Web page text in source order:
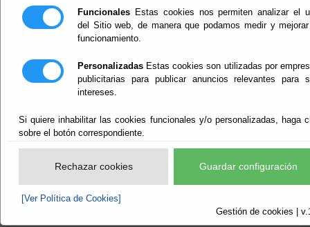
Funcionales Estas cookies nos permiten analizar el
del Sitio web, de manera que podamos medir y
funcionamiento.
Personalizadas Estas cookies son utilizadas por
publicitarias para publicar anuncios relevantes para
intereses.
Si quiere inhabilitar las cookies funcionales y/o personalizadas, haga
sobre el botón correspondiente.
Rechazar cookies Guardar configuración
[Ver Política de Cookies]
Gestión de cookies |
INFORMACIÓN
GENERAL SEDE
ELECTRÓNICA
Escuchar
HORARIO DE ATENCIÓN DE INCIDENCIAS